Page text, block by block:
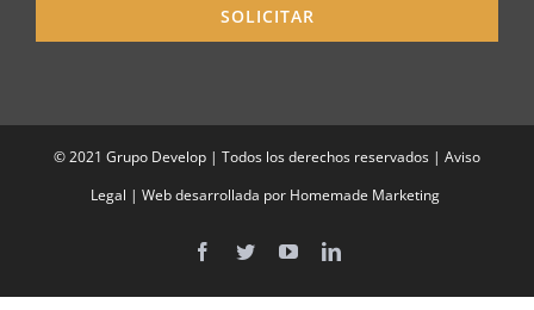
SOLICITAR
© 2021 Grupo Develop | Todos los derechos reservados | Aviso
Legal | Web desarrollada por Homemade Marketing
Facebook
TwitterYouTubeLinkedIn